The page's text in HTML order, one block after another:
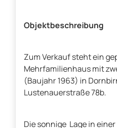
Objektbeschreibung
Zum Verkauf steht ein
Mehrfamilienhaus mit
(Baujahr 1963) in
Lustenauerstraße 78b.
Die sonnige Lage in